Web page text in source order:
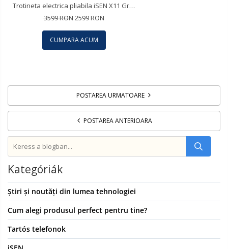
Trotineta electrica pliabila iSEN X11 Gri, 10 inch, suspensie fata, 500W, autonomie max. 50km, viteza max. 35km/h, baterie detasabila
3599 RON2599 RON
CUMPARA ACUM
POSTAREA URMATOARE
POSTAREA ANTERIOARA
Kategóriák
Știri și noutăți din lumea tehnologiei
Cum alegi produsul perfect pentru tine?
Tartós telefonok